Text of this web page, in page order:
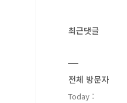
최근댓글
전체 방문자
Today :